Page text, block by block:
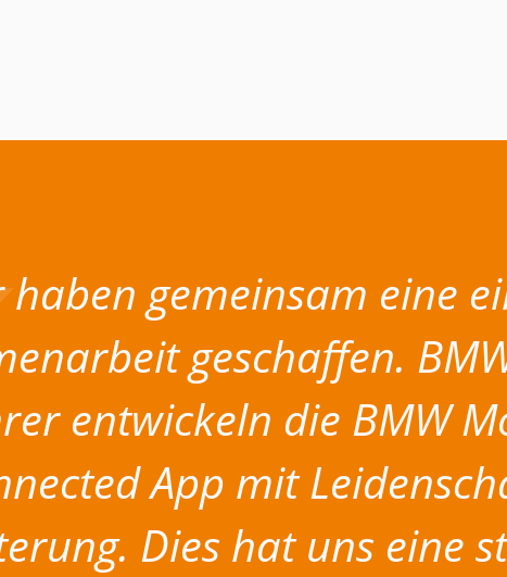
haben gemeinsam eine
geschaffen.
entwickeln die BMW
App mit
Dies hat uns eine